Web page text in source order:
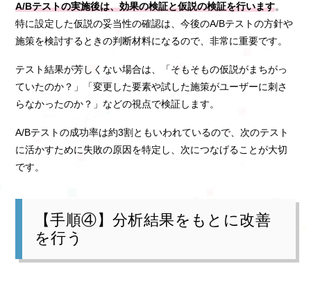
A/Bテストの実施後は、効果の検証と仮説の検証を行います。
特に設定した仮説の妥当性の確認は、今後のA/Bテストの方針や
施策を検討するときの判断材料になるので、非常に重要です。
テスト結果が芳しくない場合は、「そもそもの仮説がまちがっ
ていたのか？」「変更した要素や試した施策がユーザーに刺さ
らなかったのか？」などの視点で検証します。
A/Bテストの成功率は約3割ともいわれているので、次のテスト
に活かすために失敗の原因を特定し、次につなげることが大切
です。
【手順④】分析結果をもとに改善
を行う